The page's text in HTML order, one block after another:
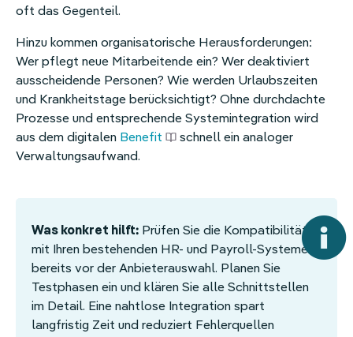
oft das Gegenteil.
Hinzu kommen organisatorische Herausforderungen:
Wer pflegt neue Mitarbeitende ein? Wer deaktiviert
ausscheidende Personen? Wie werden Urlaubszeiten
und Krankheitstage berücksichtigt? Ohne durchdachte
Prozesse und entsprechende Systemintegration wird
aus dem digitalen Benefit
schnell ein analoger
Verwaltungsaufwand.
Was konkret hilft: Prüfen Sie die Kompatibilität
mit Ihren bestehenden HR- und Payroll-Systemen
bereits vor der Anbieterauswahl. Planen Sie
Testphasen ein und klären Sie alle Schnittstellen
im Detail. Eine nahtlose Integration spart
langfristig Zeit und reduziert Fehlerquellen